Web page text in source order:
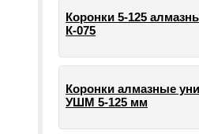
Коронки 5-125
К-075
Коронки алмазные
УШМ 5-125 мм